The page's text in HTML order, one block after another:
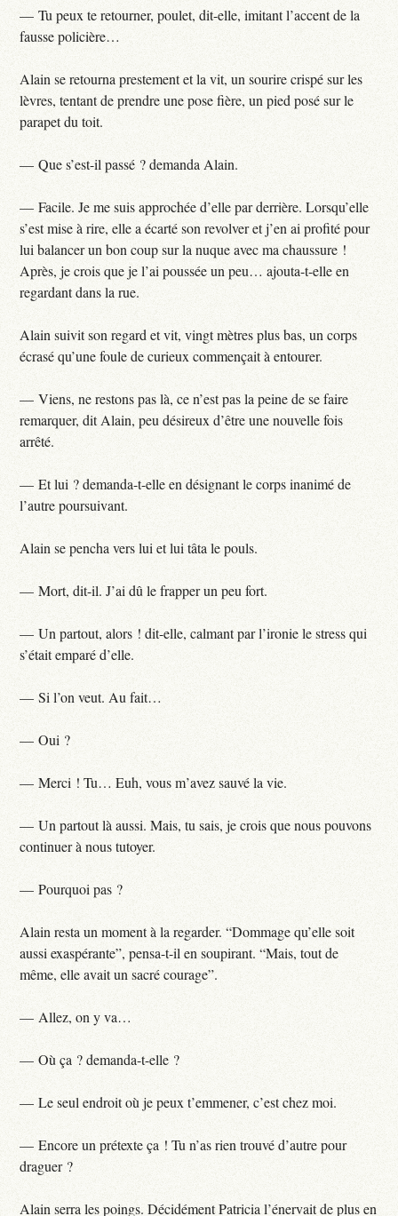
— Tu peux te retourner, poulet, dit-elle, imitant l’accent de la
fausse policière…
Alain se retourna prestement et la vit, un sourire crispé sur les
lèvres, tentant de prendre une pose fière, un pied posé sur le
parapet du toit.
— Que s’est-il passé ? demanda Alain.
— Facile. Je me suis approchée d’elle par derrière. Lorsqu’elle
s’est mise à rire, elle a écarté son revolver et j’en ai profité pour
lui balancer un bon coup sur la nuque avec ma chaussure !
Après, je crois que je l’ai poussée un peu… ajouta-t-elle en
regardant dans la rue.
Alain suivit son regard et vit, vingt mètres plus bas, un corps
écrasé qu’une foule de curieux commençait à entourer.
— Viens, ne restons pas là, ce n’est pas la peine de se faire
remarquer, dit Alain, peu désireux d’être une nouvelle fois
arrêté.
— Et lui ? demanda-t-elle en désignant le corps inanimé de
l’autre poursuivant.
Alain se pencha vers lui et lui tâta le pouls.
— Mort, dit-il. J’ai dû le frapper un peu fort.
— Un partout, alors ! dit-elle, calmant par l’ironie le stress qui
s’était emparé d’elle.
— Si l’on veut. Au fait…
— Oui ?
— Merci ! Tu… Euh, vous m’avez sauvé la vie.
— Un partout là aussi. Mais, tu sais, je crois que nous pouvons
continuer à nous tutoyer.
— Pourquoi pas ?
Alain resta un moment à la regarder. “Dommage qu’elle soit
aussi exaspérante”, pensa-t-il en soupirant. “Mais, tout de
même, elle avait un sacré courage”.
— Allez, on y va…
— Où ça ? demanda-t-elle ?
— Le seul endroit où je peux t’emmener, c’est chez moi.
— Encore un prétexte ça ! Tu n’as rien trouvé d’autre pour
draguer ?
Alain serra les poings. Décidément Patricia l’énervait de plus en